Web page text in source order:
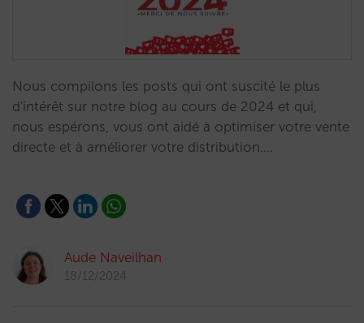
Nous compilons les posts qui ont suscité le plus
d'intérêt sur notre blog au cours de 2024 et qui,
nous espérons, vous ont aidé à optimiser votre vente
directe et à améliorer votre distribution.…
Aude Naveilhan
18/12/2024